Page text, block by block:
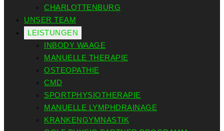
CHARLOTTENBURG
UNSER TEAM
LEISTUNGEN
INBODY WAAGE
MANUELLE THERAPIE
OSTEOPATHIE
CMD
SPORTPHYSIOTHERAPIE
MANUELLE LYMPHDRAINAGE
KRANKENGYMNASTIK